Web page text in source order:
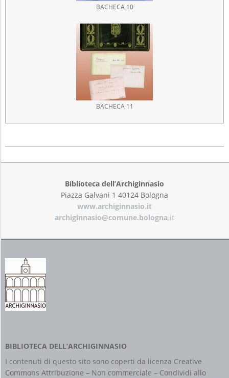
BACHECA 10
BACHECA 11
09-
Biblioteca dell’Archiginnasio
Piazza Galvani 1 40124 Bologna
www.archiginnasio.it
archiginnasio@comune.bologna.it
BIBLIOTECA DELL’ARCHIGINNASIO
I contenuti di questo sito sono coperti da licenza Creative
Commons Attribuzione – Non commerciale – Condividi allo